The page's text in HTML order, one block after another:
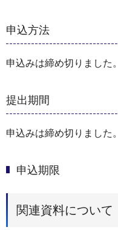
申込方法
申込みは締め切りました。
提出期間
申込みは締め切りました。
申込期限
関連資料について